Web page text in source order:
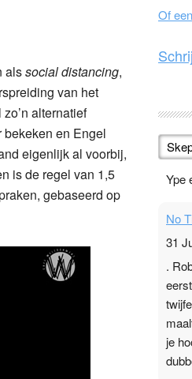
alssocial distancing,
van het
alternatief
en Engel
eigenlijk al voorbij,
is de regel van 1,5
gebaseerd op
Of een
No
31
.
je